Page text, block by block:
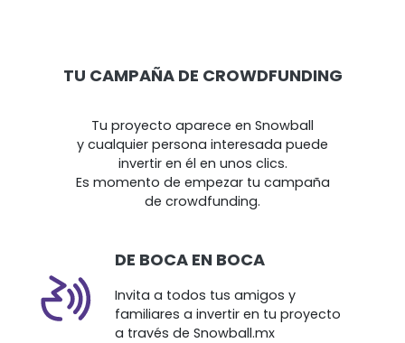
TU CAMPAÑA DE CROWDFUNDING
Tu proyecto aparece en Snowball
y cualquier persona interesada puede
invertiren él en unos clics.
Es momento de empezar tu campaña
de crowdfunding.
DE BOCA EN BOCA
Invita a todos tus amigos y
familiares a invertir en tu proyecto
a través de Snowball.mx